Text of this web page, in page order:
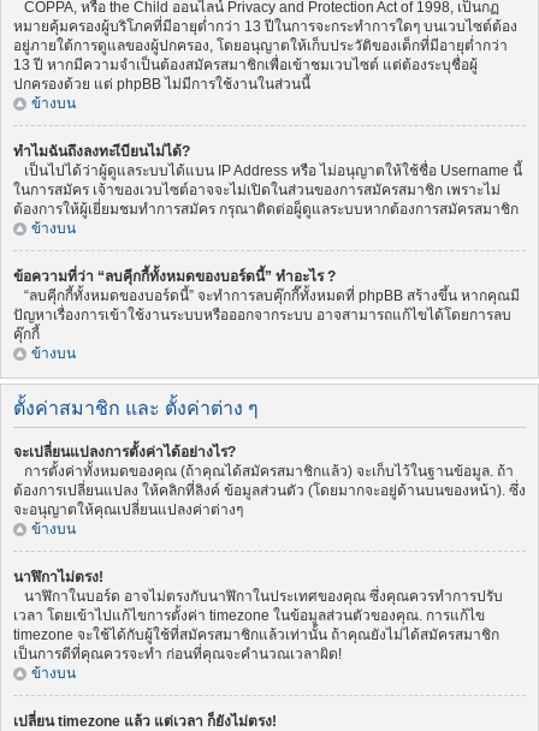
COPPA, หรือ the Child ออนไลน์ Privacy and Protection Act of 1998, เป็นกฏ
หมายคุ้มครองผู้บริโภคที่มีอายุต่ำกว่า 13 ปีในการจะกระทำการใดๆ บนเวบไซต์ต้อง
อยู่ภายใต้การดูแลของผู้ปกครอง, โดยอนุญาตให้เก็บประวัติของเด็กที่มีอายุต่ำกว่า
13 ปี หากมีความจำเป็นต้องสมัครสมาชิกเพื่อเข้าชมเวบไซต์ แต่ต้องระบุชื่อผู้
ปกครองด้วย แต่ phpBB ไม่มีการใช้งานในส่วนนี้
ข้างบน
ทำไมฉันถึงลงทะเีบียนไม่ได้?
เป็นไปได้ว่าผู้ดูแลระบบได้แบน IP Address หรือ ไม่อนุญาตให้ใช้ชื่อ Username นี้
ในการสมัคร เจ้าของเวบไซต์อาจจะไม่เปิดในส่วนของการสมัครสมาชิก เพราะไม่
ต้องการให้ผู้เยี่ยมชมทำการสมัคร กรุณาติดต่อผู็ดูแลระบบหากต้องการสมัครสมาชิก
ข้างบน
ข้อความที่ว่า “ลบคุีกกี้ทั้งหมดของบอร์ดนี้” ทำอะไร ?
“ลบคุีกกี้ทั้งหมดของบอร์ดนี้” จะทำการลบคุ๊กกี๊ทั้งหมดที่ phpBB สร้างขึ้น หากคุณมี
ปัญหาเรื่องการเข้าใช้งานระบบหรือออกจากระบบ อาจสามารถแก้ไขได้โดยการลบ
คุ๊กกี้
ข้างบน
ตั้งค่าสมาชิก และ ตั้งค่าต่าง ๆ
จะเปลี่ยนแปลงการตั้งค่าได้อย่างไร?
การตั้งค่าทั้งหมดของคุณ (ถ้าคุณได้สมัครสมาชิกแล้ว) จะเก็บไว้ในฐานข้อมูล. ถ้า
ต้องการเปลี่ยนแปลง ให้คลิกที่ลิงค์ ข้อมูลส่วนตัว (โดยมากจะอยู่ด้านบนของหน้า). ซึ่ง
จะอนุญาตให้คุณเปลี่ยนแปลงค่าต่างๆ
ข้างบน
นาฬิกาไม่ตรง!
นาฬิกาในบอร์ด อาจไม่ตรงกับนาฬิกาในประเทศของคุณ ซึ่งคุณควรทำการปรับ
เวลา โดยเข้าไปแก้ไขการตั้งค่า timezone ในข้อมูลส่วนตัวของคุณ. การแก้ไข
timezone จะใช้ได้กับผู้ใช้ที่สมัครสมาชิกแล้วเท่านั้น ถ้าคุณยังไม่ได้สมัครสมาชิก
เป็นการดีที่คุณควรจะทำ ก่อนที่คุณจะคำนวณเวลาผิด!
ข้างบน
เปลี่ยน timezone แล้ว แต่เวลา ก็ยังไม่ตรง!